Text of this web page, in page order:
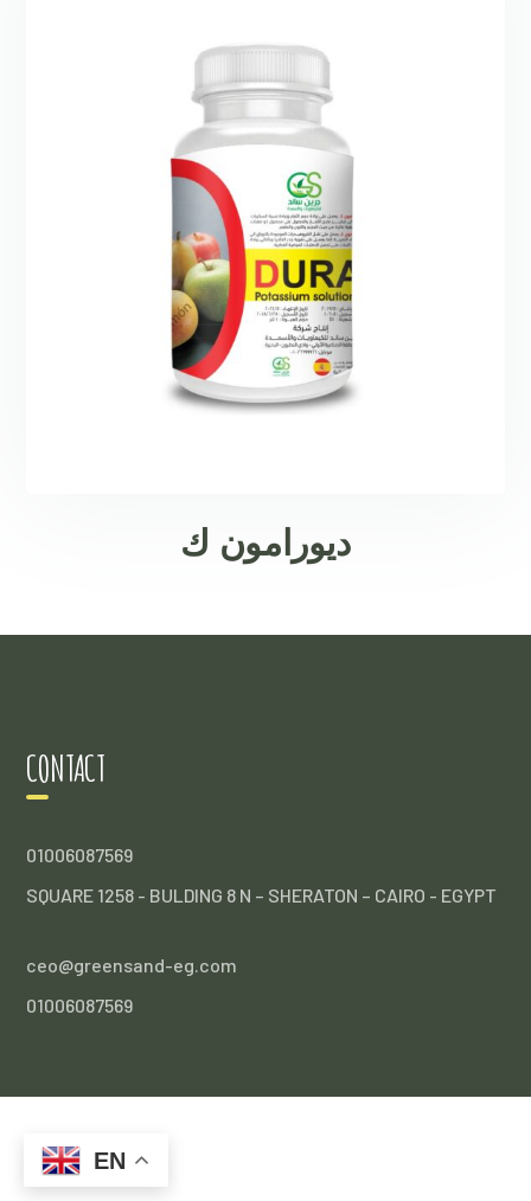
ديورامون ك
CONTACT
01006087569
SQUARE 1258 - BULDING 8 N – SHERATON – CAIRO - EGYPT
ceo@greensand-eg.com
01006087569
EN